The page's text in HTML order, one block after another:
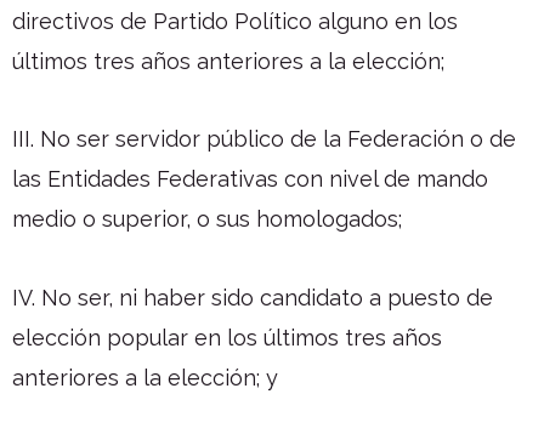
directivos de Partido Político alguno en los
últimos tres años anteriores a la elección;
III. No ser servidor público de la Federación o de
las Entidades Federativas con nivel de mando
medio o superior, o sus homologados;
IV. No ser, ni haber sido candidato a puesto de
elección popular en los últimos tres años
anteriores a la elección; y